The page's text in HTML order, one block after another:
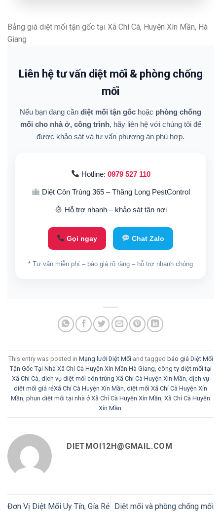
Bảng giá diệt mối tận gốc tại Xã Chí Cà, Huyện Xín Mần, Hà
Giang
Liên hệ tư vấn diệt mối & phòng chống
mối
Nếu bạn đang cần diệt mối tận gốc hoặc phòng chống
mối cho nhà ở, công trình, hãy liên hệ với chúng tôi để
được khảo sát và tư vấn phương án phù hợp.
Hotline: 0979 527 110
Diệt Côn Trùng 365 – Thăng Long PestControl
Hỗ trợ nhanh – khảo sát tận nơi
Gọi ngay Chat Zalo
* Tư vấn miễn phí – báo giá rõ ràng – hỗ trợ nhanh chóng
This entry was posted in Mạng lưới Diệt Mối and tagged báo giá Diệt Mối
Tận Gốc Tại Nhà Xã Chí Cà Huyện Xín Mần Hà Giang, công ty diệt mối tại
Xã Chí Cà, dịch vụ diệt mối côn trùng Xã Chí Cà Huyện Xín Mần, dịch vụ
diệt mối giá rẻXã Chí Cà Huyện Xín Mần, diệt mối Xã Chí Cà Huyện Xín
Mần, phun diệt mối tại nhà ở Xã Chí Cà Huyện Xín Mần, Xã Chí Cà Huyện
Xín Mần.
DIETMOI12H@GMAIL.COM
Đơn Vị Diệt Mối Uy Tín, Gía Rẻ Diệt mối và phòng chống mối